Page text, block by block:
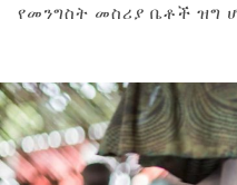
የመንግስት መስሪያ ቤቶች ዝግ